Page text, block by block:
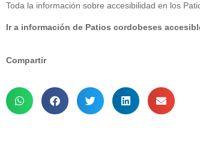
Toda la información sobre accesibilidad en los
Ir a información de Patios cordobeses
Compartir